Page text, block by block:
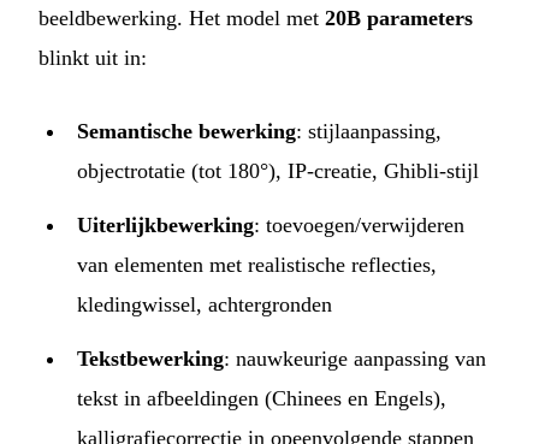
beeldbewerking. Het model met 20B parameters
blinkt uit in:
Semantische bewerking: stijlaanpassing,
objectrotatie (tot 180°), IP-creatie, Ghibli-stijl
Uiterlijkbewerking: toevoegen/verwijderen
van elementen met realistische reflecties,
kledingwissel, achtergronden
Tekstbewerking: nauwkeurige aanpassing van
tekst in afbeeldingen (Chinees en Engels),
kalligrafiecorrectie in opeenvolgende stappen